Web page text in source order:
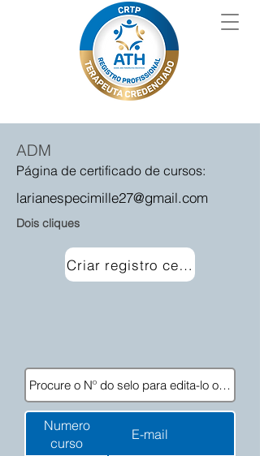
ADM
Página de certificado de cursos:
larianespecimille27@gmail.com
Dois cliques
Criar registro certificado
Numero
curso
E-mail